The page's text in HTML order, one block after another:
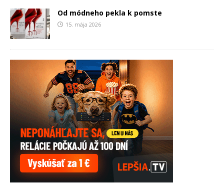
Od módneho pekla k pomste
15. mája 2026